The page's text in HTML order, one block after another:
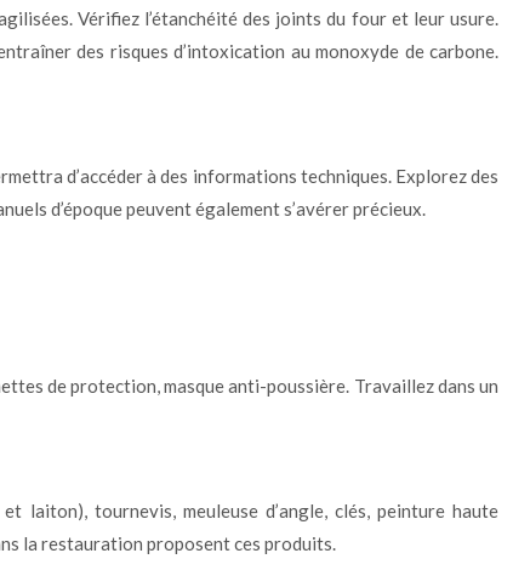
Vérifiez l’étanchéité des joints du four et leur usure.
des risques d’intoxication au monoxyde de carbone.
d’accéder à des informations techniques. Explorez des
d’époque peuvent également s’avérer précieux.
de protection, masque anti-poussière. Travaillez dans un
laiton), tournevis, meuleuse d’angle, clés, peinture haute
la restauration proposent ces produits.